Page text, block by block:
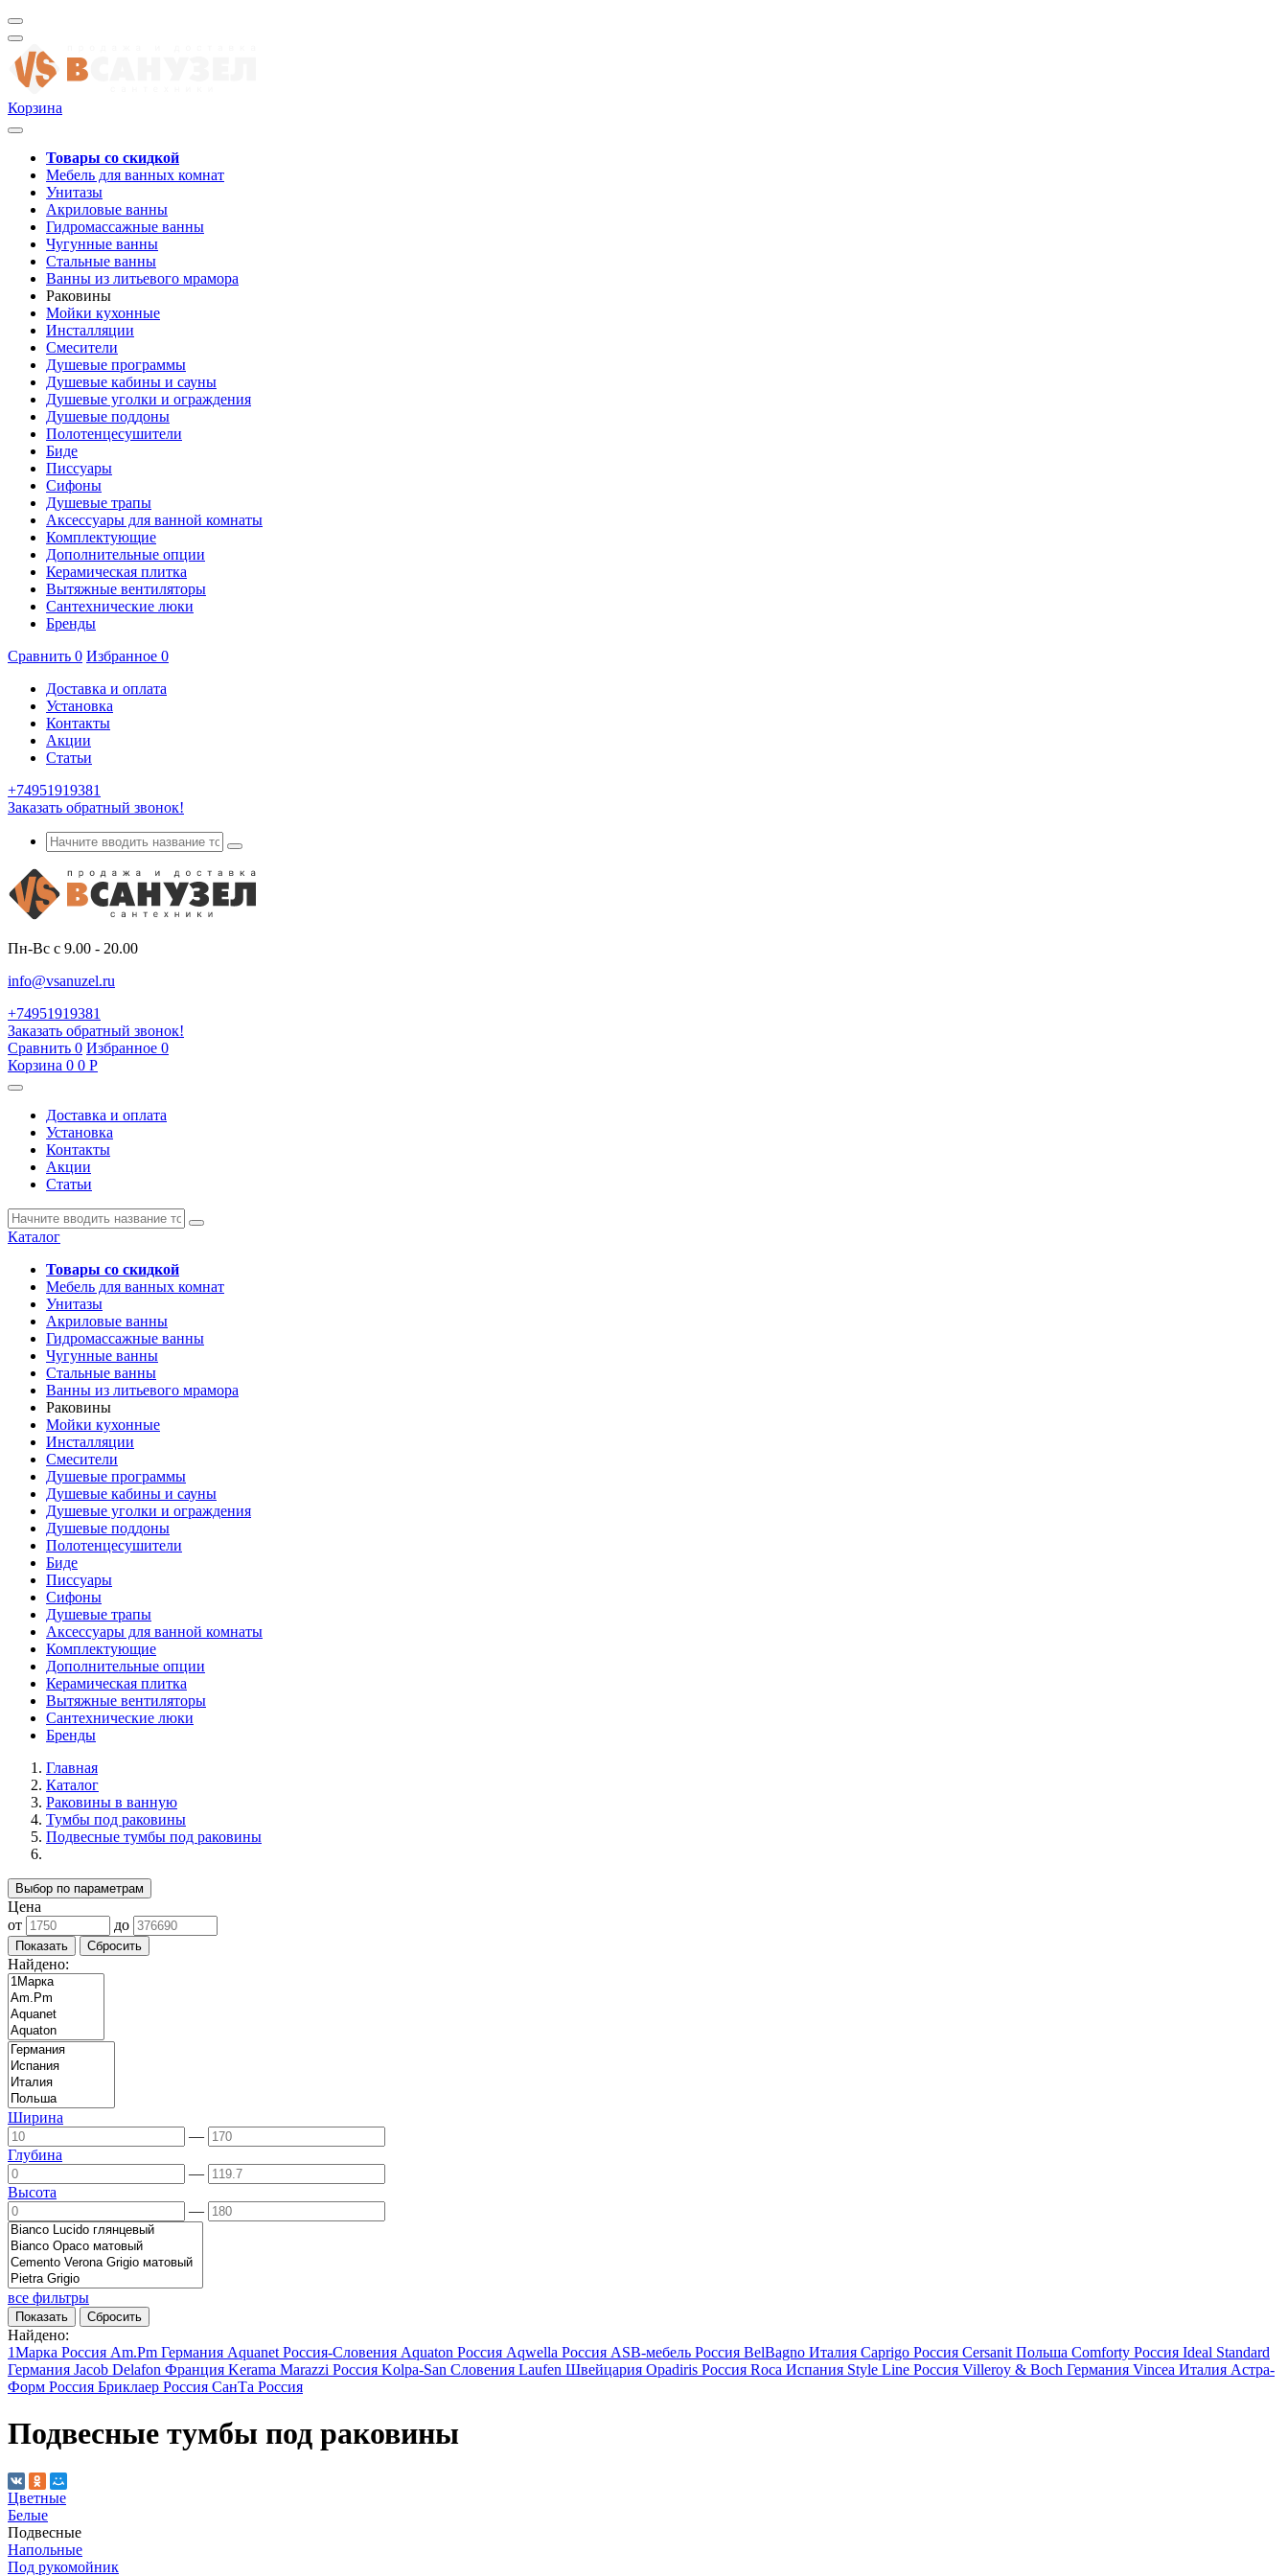
Корзина
Товары со скидкой
Мебель для ванных комнат
Унитазы
Акриловые ванны
Гидромассажные ванны
Чугунные ванны
Стальные ванны
Ванны из литьевого мрамора
Раковины
Мойки кухонные
Инсталляции
Смесители
Душевые программы
Душевые кабины и сауны
Душевые уголки и ограждения
Душевые поддоны
Полотенцесушители
Биде
Писсуары
Сифоны
Душевые трапы
Аксессуары для ванной комнаты
Комплектующие
Дополнительные опции
Керамическая плитка
Вытяжные вентиляторы
Сантехнические люки
Бренды
Сравнить 0 Избранное 0
Доставка и оплата
Установка
Контакты
Акции
Статьи
+74951919381
Заказать обратный звонок!
Пн-Вс с 9.00 - 20.00
info@vsanuzel.ru
+74951919381
Заказать обратный звонок!
Сравнить 0 Избранное 0
Корзина 0 0 Р
Доставка и оплата
Установка
Контакты
Акции
Статьи
Каталог
Товары со скидкой
Мебель для ванных комнат
Унитазы
Акриловые ванны
Гидромассажные ванны
Чугунные ванны
Стальные ванны
Ванны из литьевого мрамора
Раковины
Мойки кухонные
Инсталляции
Смесители
Душевые программы
Душевые кабины и сауны
Душевые уголки и ограждения
Душевые поддоны
Полотенцесушители
Биде
Писсуары
Сифоны
Душевые трапы
Аксессуары для ванной комнаты
Комплектующие
Дополнительные опции
Керамическая плитка
Вытяжные вентиляторы
Сантехнические люки
Бренды
Главная
Каталог
Раковины в ванную
Тумбы под раковины
Подвесные тумбы под раковины
Выбор по параметрам
Цена
от
до
Найдено:
Ширина
—
Глубина
—
Высота
—
все фильтры
Найдено:
1Марка Россия Am.Pm Германия Aquanet Россия-Словения Aquaton Россия Aqwella Россия ASB-мебель Россия BelBagno Италия Caprigo Россия Cersanit Польша Comforty Россия Ideal Standard
Германия Jacob Delafon Франция Kerama Marazzi Россия Kolpa-San Словения Laufen Швейцария Opadiris Россия Roca Испания Style Line Россия Villeroy & Boch Германия Vincea Италия Астра-
Форм Россия Бриклаер Россия СанТа Россия
Подвесные тумбы под раковины
Цветные
Белые
Подвесные
Напольные
Под рукомойник